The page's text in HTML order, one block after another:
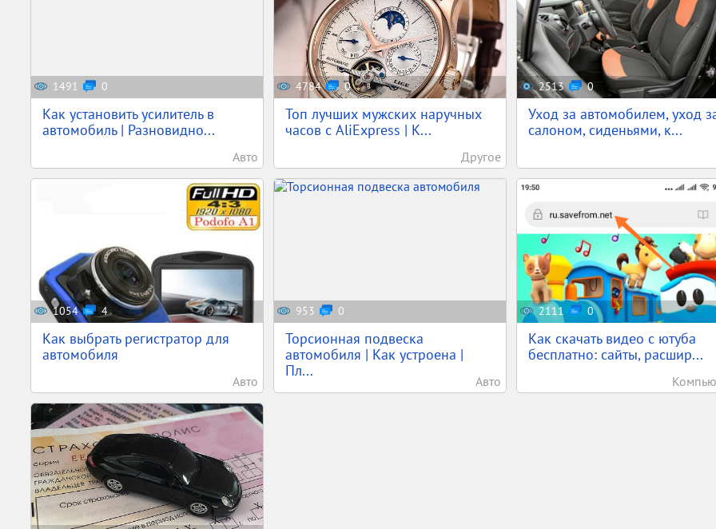
1491 0
Как установить усилитель в
автомобиль | Разновидно...
Авто
4784 0
Топ лучших мужских наручных
часов с AliExpress | К...
Другое
2513 0
Уход за автомобилем, уход
салоном, сиденьями, к...
1054 4
Как выбрать регистратор для
автомобиля
Авто
953 0
Торсионная подвеска
автомобиля | Как устроена |
Пл...
Авто
2111 0
Как скачать видео с ютуба
бесплатно: сайты, расшир...